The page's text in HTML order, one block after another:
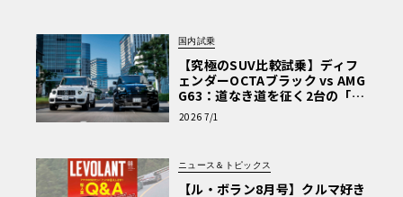
国内試乗
【究極のSUV比較試乗】ディフ
ェンダーOCTAブラック vs AMG
G63：道なき道を征く2台の「対
極的アプローチ」
2026 7/1
ニュース＆トピックス
【ル・ボラン8月号】クルマ好き